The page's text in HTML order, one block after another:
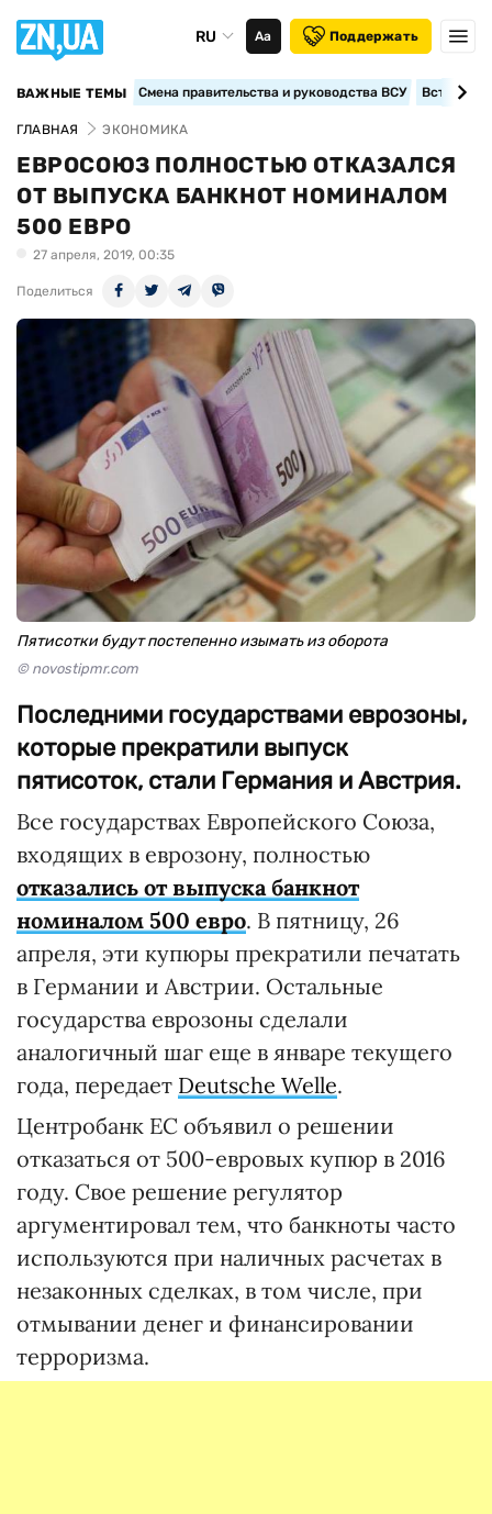
RU Аа Поддержать
ВАЖНЫЕ ТЕМЫ Смена правительства и руководства ВСУ
ГЛАВНАЯ ЭКОНОМИКА
ЕВРОСОЮЗ ПОЛНОСТЬЮ ОТКАЗАЛСЯ
ОТ ВЫПУСКА БАНКНОТ НОМИНАЛОМ
500 ЕВРО
27 апреля, 2019, 00:35
Поделиться
Пятисотки будут постепенно изымать из оборота
© novostipmr.com
Последними государствами еврозоны,
которые прекратили выпуск
пятисоток, стали Германия и Австрия.
Все государствах Европейского Союза,
входящих в еврозону, полностью
отказались от выпуска банкнот
номиналом 500 евро. В пятницу, 26
апреля, эти купюры прекратили печатать
в Германии и Австрии. Остальные
государства еврозоны сделали
аналогичный шаг еще в январе текущего
года, передает Deutsche Welle.
Центробанк ЕС объявил о решении
отказаться от 500-евровых купюр в 2016
году. Свое решение регулятор
аргументировал тем, что банкноты часто
используются при наличных расчетах в
незаконных сделках, в том числе, при
отмывании денег и финансировании
терроризма.